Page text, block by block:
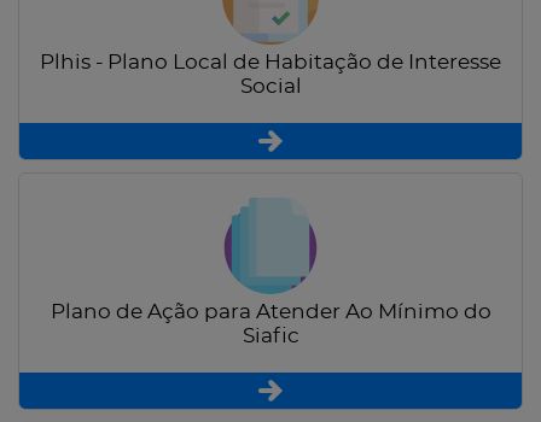
Plhis - Plano Local de Habitação de Interesse
Social
Plano de Ação para Atender Ao Mínimo do
Siafic